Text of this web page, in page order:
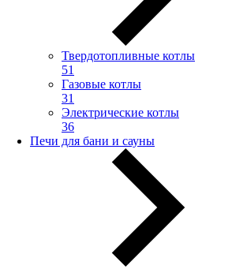
Твердотопливные котлы
51
Газовые котлы
31
Электрические котлы
36
Печи для бани и сауны